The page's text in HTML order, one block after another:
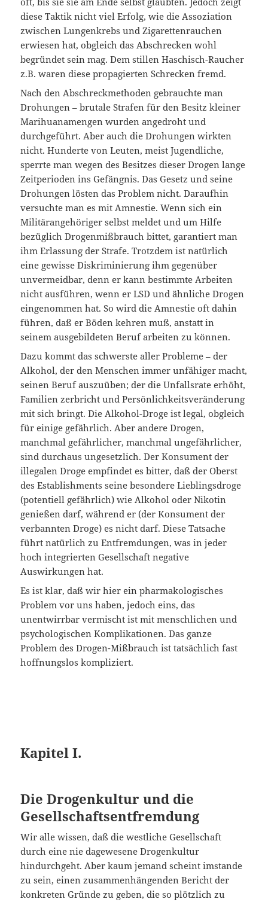
diese Taktik nicht viel Erfolg, wie die Assoziation
zwischen Lungenkrebs und Zigarettenrauchen
erwiesen hat, obgleich das Abschrecken wohl
begründet sein mag. Dem stillen Haschisch-Raucher
z.B. waren diese propagierten Schrecken fremd.
Nach den Abschreckmethoden gebrauchte man
Drohungen – brutale Strafen für den Besitz kleiner
Marihuanamengen wurden angedroht und
durchgeführt. Aber auch die Drohungen wirkten
nicht. Hunderte von Leuten, meist Jugendliche,
sperrte man wegen des Besitzes dieser Drogen lange
Zeitperioden ins Gefängnis. Das Gesetz und seine
Drohungen lösten das Problem nicht. Daraufhin
versuchte man es mit Amnestie. Wenn sich ein
Militärangehöriger selbst meldet und um Hilfe
bezüglich Drogenmißbrauch bittet, garantiert man
ihm Erlassung der Strafe. Trotzdem ist natürlich
eine gewisse Diskriminierung ihm gegenüber
unvermeidbar, denn er kann bestimmte Arbeiten
nicht ausführen, wenn er LSD und ähnliche Drogen
eingenommen hat. So wird die Amnestie oft dahin
führen, daß er Böden kehren muß, anstatt in
seinem ausgebildeten Beruf arbeiten zu können.
Dazu kommt das schwerste aller Probleme – der
Alkohol, der den Menschen immer unfähiger macht,
seinen Beruf auszuüben; der die Unfallsrate erhöht,
Familien zerbricht und Persönlichkeitsveränderung
mit sich bringt. Die Alkohol-Droge ist legal, obgleich
für einige gefährlich. Aber andere Drogen,
manchmal gefährlicher, manchmal ungefährlicher,
sind durchaus ungesetzlich. Der Konsument der
illegalen Droge empfindet es bitter, daß der Oberst
des Establishments seine besondere Lieblingsdroge
(potentiell gefährlich) wie Alkohol oder Nikotin
genießen darf, während er (der Konsument der
verbannten Droge) es nicht darf. Diese Tatsache
führt natürlich zu Entfremdungen, was in jeder
hoch integrierten Gesellschaft negative
Auswirkungen hat.
Es ist klar, daß wir hier ein pharmakologisches
Problem vor uns haben, jedoch eins, das
unentwirrbar vermischt ist mit menschlichen und
psychologischen Komplikationen. Das ganze
Problem des Drogen-Mißbrauch ist tatsächlich fast
hoffnungslos kompliziert.
Kapitel I.
Die Drogenkultur und die
Gesellschaftsentfremdung
Wir alle wissen, daß die westliche Gesellschaft
durch eine nie dagewesene Drogenkultur
hindurchgeht. Aber kaum jemand scheint imstande
zu sein, einen zusammenhängenden Bericht der
konkreten Gründe zu geben, die so plötzlich zu